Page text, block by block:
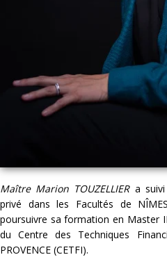
Maître Marion TOUZELLIERa suivi
privé dans les Facultés de
poursuivre sa formation en Master
du Centre des Techniques
PROVENCE (CETFI).